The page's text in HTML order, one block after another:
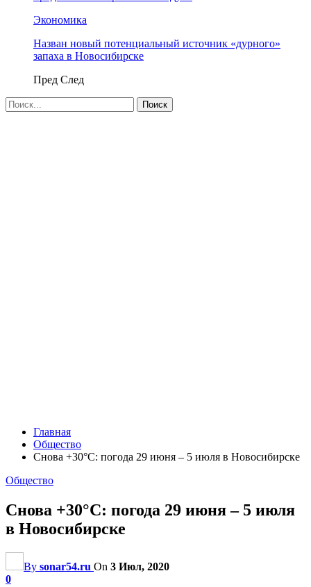
Экономика
Назван новый потенциальный источник «дурного»
запаха в Новосибирске
Пред След
Главная
Общество
Снова +30°С: погода 29 июня – 5 июля в Новосибирске
Общество
Снова +30°С: погода 29 июня – 5 июля
в Новосибирске
By sonar54.ru On 3 Июл, 2020
0